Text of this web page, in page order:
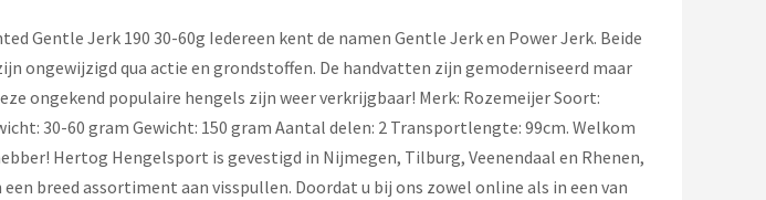
Gentle Jerk 190 30-60g Iedereen kent de namen Gentle Jerk en Power Jerk. Beide
ongewijzigd qua actie en grondstoffen. De handvatten zijn gemoderniseerd maar
ongekend populaire hengels zijn weer verkrijgbaar! Merk: Rozemeijer Soort:
30-60 gram Gewicht: 150 gram Aantal delen: 2 Transportlengte: 99cm. Welkom
Hertog Hengelsport is gevestigd in Nijmegen, Tilburg, Veenendaal en Rhenen,
breed assortiment aan visspullen. Doordat u bij ons zowel online als in een van